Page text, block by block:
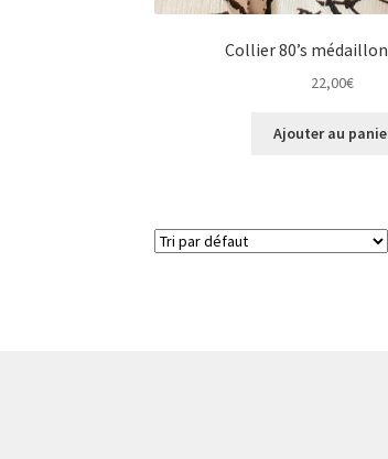
Collier 80’s
22,00€
Ajouter au